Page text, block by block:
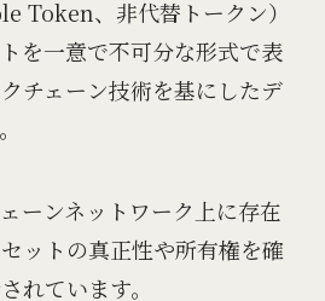
Token、非代替トークン）
を一意で不可分な形式で表
チェーン技術を基にしたデ
ーンネットワーク上に存在
ットの真正性や所有権を確
れています。